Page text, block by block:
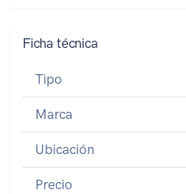
Ficha técnica
Tipo
Marca
Ubicación
Precio